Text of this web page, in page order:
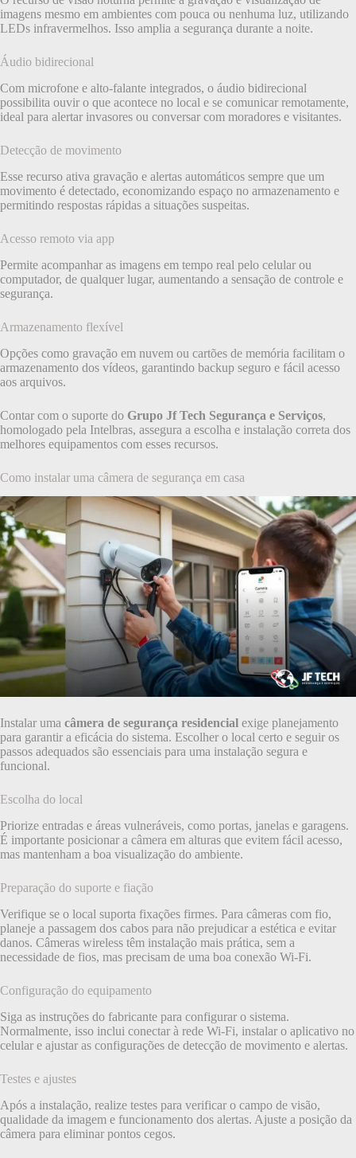
imagens mesmo em ambientes com pouca ou nenhuma luz, utilizando
LEDs infravermelhos. Isso amplia a segurança durante a noite.
Áudio bidirecional
Com microfone e alto-falante integrados, o áudio bidirecional
possibilita ouvir o que acontece no local e se comunicar remotamente,
ideal para alertar invasores ou conversar com moradores e visitantes.
Detecção de movimento
Esse recurso ativa gravação e alertas automáticos sempre que um
movimento é detectado, economizando espaço no armazenamento e
permitindo respostas rápidas a situações suspeitas.
Acesso remoto via app
Permite acompanhar as imagens em tempo real pelo celular ou
computador, de qualquer lugar, aumentando a sensação de controle e
segurança.
Armazenamento flexível
Opções como gravação em nuvem ou cartões de memória facilitam o
armazenamento dos vídeos, garantindo backup seguro e fácil acesso
aos arquivos.
Contar com o suporte do Grupo Jf Tech Segurança e Serviços,
homologado pela Intelbras, assegura a escolha e instalação correta dos
melhores equipamentos com esses recursos.
Como instalar uma câmera de segurança em casa
Instalar uma câmera de segurança residencial exige planejamento
para garantir a eficácia do sistema. Escolher o local certo e seguir os
passos adequados são essenciais para uma instalação segura e
funcional.
Escolha do local
Priorize entradas e áreas vulneráveis, como portas, janelas e garagens.
É importante posicionar a câmera em alturas que evitem fácil acesso,
mas mantenham a boa visualização do ambiente.
Preparação do suporte e fiação
Verifique se o local suporta fixações firmes. Para câmeras com fio,
planeje a passagem dos cabos para não prejudicar a estética e evitar
danos. Câmeras wireless têm instalação mais prática, sem a
necessidade de fios, mas precisam de uma boa conexão Wi-Fi.
Configuração do equipamento
Siga as instruções do fabricante para configurar o sistema.
Normalmente, isso inclui conectar à rede Wi-Fi, instalar o aplicativo no
celular e ajustar as configurações de detecção de movimento e alertas.
Testes e ajustes
Após a instalação, realize testes para verificar o campo de visão,
qualidade da imagem e funcionamento dos alertas. Ajuste a posição da
câmera para eliminar pontos cegos.